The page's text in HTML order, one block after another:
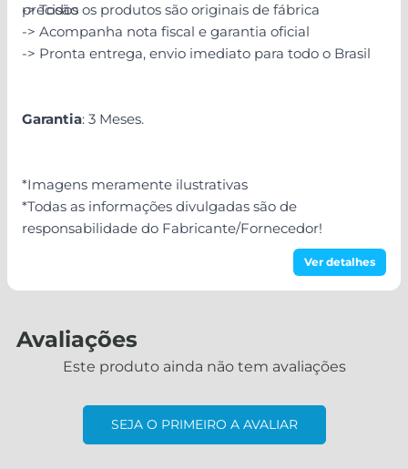
Ver detalhes
precisão
-> Todos os produtos são originais de fábrica
-> Acompanha nota fiscal e garantia oficial
-> Pronta entrega, envio imediato para todo o Brasil
Garantia: 3 Meses.
*Imagens meramente ilustrativas
*Todas as informações divulgadas são de
responsabilidade do Fabricante/Fornecedor!
Avaliações
Este produto ainda não tem avaliações
SEJA O PRIMEIRO A AVALIAR